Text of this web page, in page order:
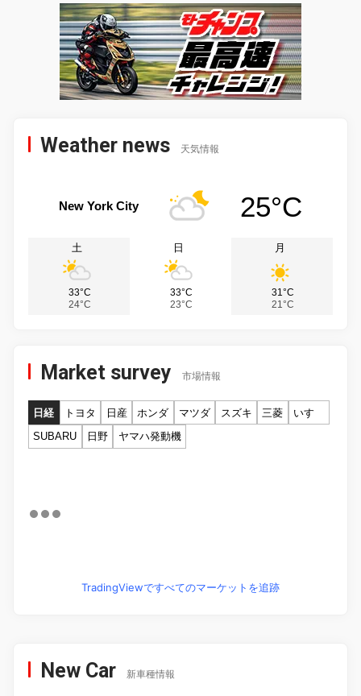
Weather news 天気情報
New York City 25°C
土
33°C
24°C
日
33°C
23°C
月
31°C
21°C
Market survey 市場情報
日経 トヨタ 日産 ホンダ マツダ スズキ 三菱
いすゞ
SUBARU
日野 ヤマハ発動機
TradingViewですべてのマーケットを追跡
New Car 新車種情報